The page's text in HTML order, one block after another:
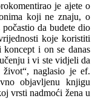
je ajete o
koji ne znaju, o
da budete dio
koje koristiti
i on se danas
i vi ste vidjeli da
naglasio je ef.
objavljenu knjigu
vrsti nadmoći žena u